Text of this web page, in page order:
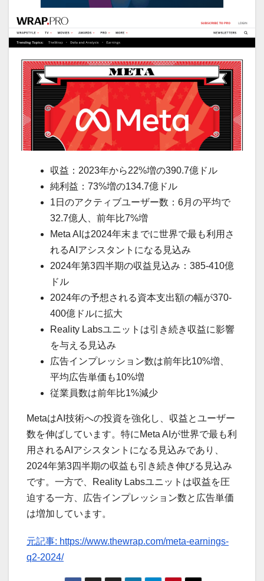
収益：2023年から22%増の390.7億ドル
純利益：73%増の134.7億ドル
1日のアクティブユーザー数：6月の平均で
32.7億人、前年比7%増
Meta AIは2024年末までに世界で最も利用さ
れるAIアシスタントになる見込み
2024年第3四半期の収益見込み：385-410億
ドル
2024年の予想される資本支出額の幅が370-
400億ドルに拡大
Reality Labsユニットは引き続き収益に影響
を与える見込み
広告インプレッション数は前年比10%増、
平均広告単価も10%増
従業員数は前年比1%減少
MetaはAI技術への投資を強化し、収益とユーザー
数を伸ばしています。特にMeta AIが世界で最も利
用されるAIアシスタントになる見込みであり、
2024年第3四半期の収益も引き続き伸びる見込み
です。一方で、Reality Labsユニットは収益を圧
迫する一方、広告インプレッション数と広告単価
は増加しています。
元記事: https://www.thewrap.com/meta-earnings-
q2-2024/